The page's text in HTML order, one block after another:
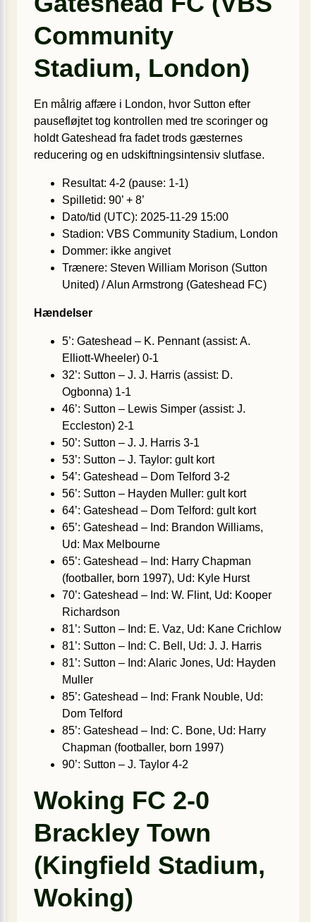
Community
Stadium, London)
En målrig affære i London, hvor Sutton efter
pausefløjtet tog kontrollen med tre scoringer og
holdt Gateshead fra fadet trods gæsternes
reducering og en udskiftningsintensiv slutfase.
Resultat: 4-2 (pause: 1-1)
Spilletid: 90’ + 8’
Dato/tid (UTC): 2025-11-29 15:00
Stadion: VBS Community Stadium, London
Dommer: ikke angivet
Trænere: Steven William Morison (Sutton
United) / Alun Armstrong (Gateshead FC)
Hændelser
5’: Gateshead – K. Pennant (assist: A.
Elliott-Wheeler) 0-1
32’: Sutton – J. J. Harris (assist: D.
Ogbonna) 1-1
46’: Sutton – Lewis Simper (assist: J.
Eccleston) 2-1
50’: Sutton – J. J. Harris 3-1
53’: Sutton – J. Taylor: gult kort
54’: Gateshead – Dom Telford 3-2
56’: Sutton – Hayden Muller: gult kort
64’: Gateshead – Dom Telford: gult kort
65’: Gateshead – Ind: Brandon Williams,
Ud: Max Melbourne
65’: Gateshead – Ind: Harry Chapman
(footballer, born 1997), Ud: Kyle Hurst
70’: Gateshead – Ind: W. Flint, Ud: Kooper
Richardson
81’: Sutton – Ind: E. Vaz, Ud: Kane Crichlow
81’: Sutton – Ind: C. Bell, Ud: J. J. Harris
81’: Sutton – Ind: Alaric Jones, Ud: Hayden
Muller
85’: Gateshead – Ind: Frank Nouble, Ud:
Dom Telford
85’: Gateshead – Ind: C. Bone, Ud: Harry
Chapman (footballer, born 1997)
90’: Sutton – J. Taylor 4-2
Woking FC 2-0
Brackley Town
(Kingfield Stadium,
Woking)